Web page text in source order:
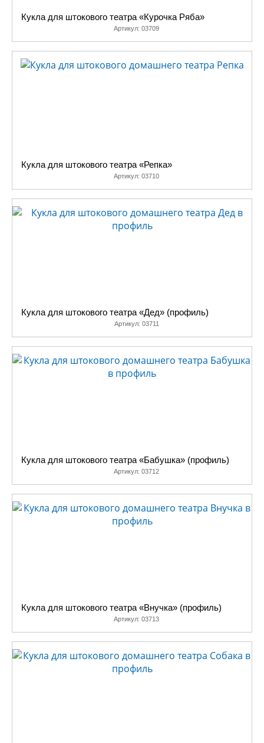
Кукла для штокового театра «Курочка Ряба»
Артикул: 03709
Кукла для штокового театра «Репка»
Артикул: 03710
Кукла для штокового театра «Дед» (профиль)
Артикул: 03711
Кукла для штокового театра «Бабушка» (профиль)
Артикул: 03712
Кукла для штокового театра «Внучка» (профиль)
Артикул: 03713